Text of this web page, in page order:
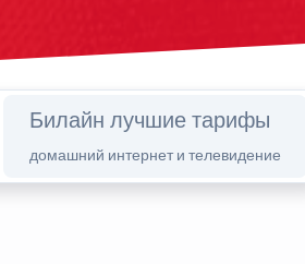
Билайн лучшие тарифы
домашний интернет и телевидение